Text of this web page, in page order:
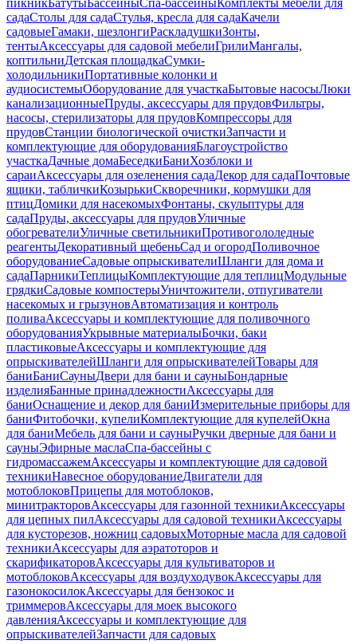
пикникБатутыБассейныСпа-бассейныКомплекты мебели для
садаСтолы для садаСтулья, кресла для садаКачели
садовыеГамаки, шезлонгиРаскладушкиЗонты,
тентыАксессуары для садовой мебелиГрилиМангалы,
коптильниДетская площадкаСумки-
холодильникиПортативные колонки и
аудиосистемыОборудование для участкаБытовые насосыЛюки
канализационныеПруды, аксессуары для прудовФильтры,
насосы, стерилизаторы для прудовКомпрессоры для
прудовСтанции биологической очисткиЗапчасти и
комплектующие для оборудованияБлагоустройство
участкаДачные домаБеседкиБаниХозблоки и
сараиАксессуары для озеленения садаДекор для садаПочтовые
ящики, табличкиКозырькиСкворечники, кормушки для
птицДомики для насекомыхФонтаны, скульптуры для
садаПруды, аксессуары для прудовУличные
обогревателиУличные светильникиПротивогололедные
реагентыДекоративный щебеньСад и огородПоливочное
оборудованиеСадовые опрыскивателиШланги для дома и
садаПарникиТеплицыКомплектующие для теплицМодульные
грядкиСадовые компостерыУничтожители, отпугиватели
насекомых и грызуновАвтоматизация и контроль
поливаАксессуары и комплектующие для поливочного
оборудованияУкрывные материалыБочки, баки
пластиковыеАксессуары и комплектующие для
опрыскивателейШланги для опрыскивателейТовары для
баниБаниСауныДвери для бани и сауныБондарные
изделияБанные принадлежностиАксессуары для
баниОснащение и декор для баниИзмерительные приборы для
баниФитобочки, купелиКомплектующие для купелейОкна
для баниМебель для бани и сауныРучки дверные для бани и
сауныЭфирные маслаСпа-бассейны с
гидромассажемАксессуары и комплектующие для садовой
техникиНавесное оборудованиеДвигатели для
мотоблоковПрицепы для мотоблоков,
минитракторовАксессуары для газонной техникиАксессуары
для цепных пилАксессуары для садовой техникиАксессуары
для кусторезов, ножниц садовыхМоторные масла для садовой
техникиАксессуары для аэратоторов и
скарификаторовАксессуары для культиваторов и
мотоблоковАксессуары для воздуходувокАксессуары для
газонокосилокАксессуары для бензокос и
триммеровАксессуары для моек высокого
давленияАксессуары и комплектующие для
опрыскивателейЗапчасти для садовых